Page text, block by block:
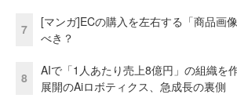
7
[マンガ]ECの購入を左右する「商品画
べき？
8
AIで「1人あたり売上8億円」の組織を
展開のAiロボティクス、急成長の裏側